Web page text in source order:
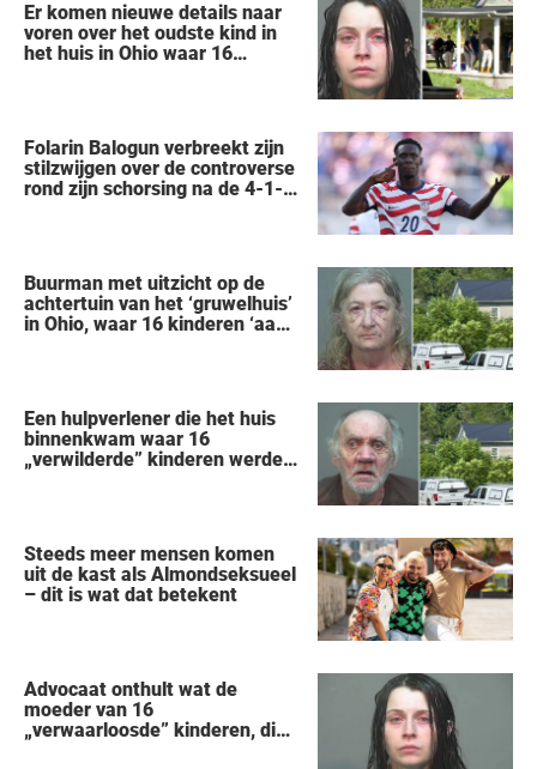
Er komen nieuwe details naar
voren over het oudste kind in
het huis in Ohio waar 16
Folarin Balogun verbreekt zijn
stilzwijgen over de controverse
rond zijn schorsing na de 4-1-
Buurman met uitzicht op de
achtertuin van het ‘gruwelhuis’
in Ohio, waar 16 kinderen ‘aan
Een hulpverlener die het huis
binnenkwam waar 16
„verwilderde” kinderen werden
Steeds meer mensen komen
uit de kast als Almondseksueel
– dit is wat dat betekent
Advocaat onthult wat de
moeder van 16
„verwaarloosde” kinderen, die